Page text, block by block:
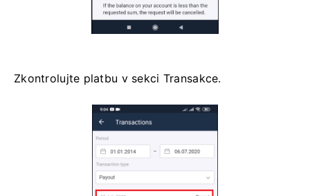
Zkontrolujte platbu v sekci Transakce.